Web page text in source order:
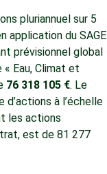
pluriannuel sur 5
application du SAGE
prévisionnel global
Eau, Climat et
76 318 105 €. Le
à l’échelle
les actions
est de 81 277